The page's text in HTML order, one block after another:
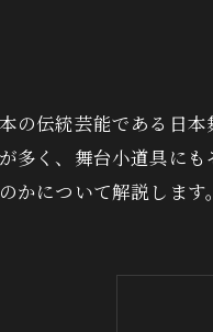
の伝統芸能である日
多く、舞台小道具に
かについて解説します。